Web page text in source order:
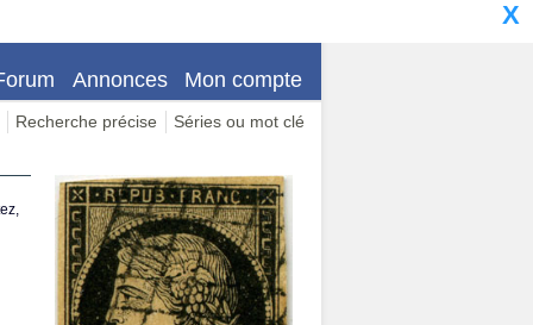
X
Annonces Mon compte
Recherche précise Séries ou mot clé